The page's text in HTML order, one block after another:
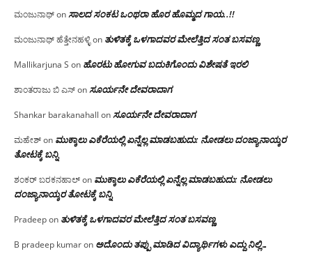
ಮಂಜುನಾಥ್onಸಾಲದ ಸಂಕಟ ಒಂಥರಾ ಹೊರ ಹೊಮ್ಮದ ಗಾಯ..!!
ಮಂಜುನಾಥ್ ಹೆತ್ತೇನಹಳ್ಳಿon ತುಳಿತಕ್ಕೆ ಒಳಗಾದವರ ಮೇಲೆತ್ತಿದ ಸಂತ ಬಸವಣ್ಣ
Mallikarjuna S on ಹೊರಟು ಹೋಗುವ ಬದುಕಿಗೊಂದು ವಿಶೇಷತೆ ಇರಲಿ
ಶಾಂತರಾಜು ಬಿ ಎಸ್onಸೂರ್ಯನೇ ದೇವರಾದಾಗ
Shankar barakanahall onಸೂರ್ಯನೇ ದೇವರಾದಾಗ
ಮಹೇಶ್on ಮುಕ್ಕಾಲು ಎಕೆರೆಯಲ್ಲಿ ಏನ್ನೆಲ್ಲ‌ ಮಾಡಬಹುದು: ನೋಡಲು ದಂಜ್ಯಾನಾಯ್ಕರ
ತೋಟಕ್ಕೆ ಬನ್ನಿ
ಶಂಕರ್ ಬರಕನಹಾಲ್on ಮುಕ್ಕಾಲು ಎಕೆರೆಯಲ್ಲಿ ಏನ್ನೆಲ್ಲ‌ ಮಾಡಬಹುದು: ನೋಡಲು
ದಂಜ್ಯಾನಾಯ್ಕರ ತೋಟಕ್ಕೆ ಬನ್ನಿ
Pradeepon ತುಳಿತಕ್ಕೆ ಒಳಗಾದವರ ಮೇಲೆತ್ತಿದ ಸಂತ ಬಸವಣ್ಣ
B pradeep kumaron ಅದೊಂದು ತಪ್ಪು ಮಾಡಿದ ವಿದ್ಯಾರ್ಥಿಗಳು ಎದ್ದು ನಿಲ್ಲಿ…